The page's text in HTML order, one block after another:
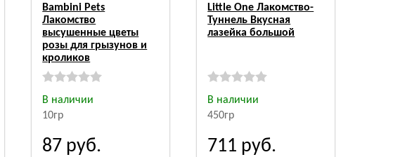
Bambini Pets
Лакомство
высушенные цветы
розы для грызунов и
кроликов
В наличии
10гр
87 руб.
Little One Лакомство-
Туннель Вкусная
лазейка большой
В наличии
450гр
711 руб.